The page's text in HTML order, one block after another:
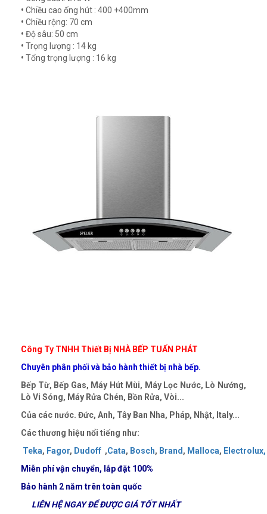
• Chiều cao ống hút : 400 +400mm
• Chiều rộng: 70 cm
• Độ sâu: 50 cm
• Trọng lượng : 14 kg
• Tổng trọng lượng : 16 kg
Công Ty TNHH Thiết Bị NHÀ BẾP TUẤN PHÁT
Chuyên phân phối và bảo hành thiết bị nhà bếp.
Bếp Từ, Bếp Gas, Máy Hút Mùi, Máy Lọc Nước, Lò Nướng,
Lò Vi Sóng, Máy Rửa Chén, Bồn Rửa, Vòi...
Của các nước. Đức, Anh, Tây Ban Nha, Pháp, Nhật, Italy...
Các thương hiệu nổi tiếng như:
Teka, Fagor, Dudoff ,Cata, Bosch, Brand, Malloca, Electrolux,
Miễn phí vận chuyển, lắp đặt 100%
Bảo hành 2 năm trên toàn quốc
LIÊN HỆ NGAY ĐỂ ĐƯỢC GIÁ TỐT NHẤT